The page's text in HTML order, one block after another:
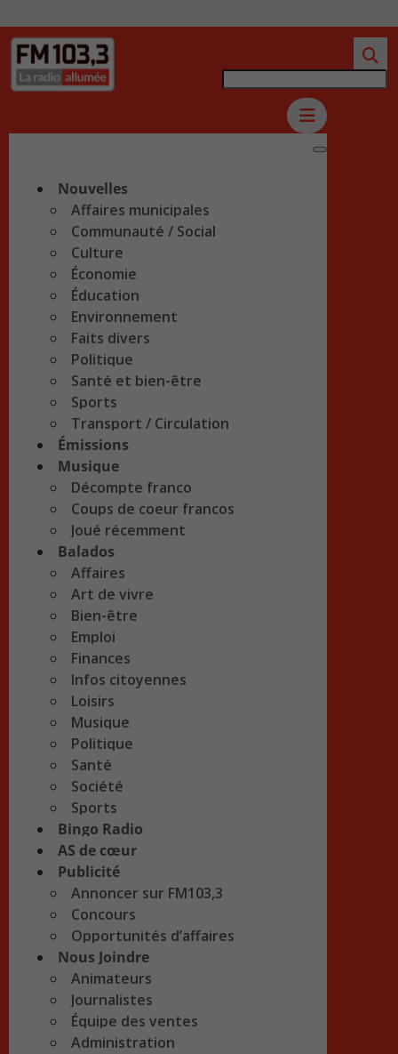
Nouvelles
Affaires municipales
Communauté / Social
Culture
Économie
Éducation
Environnement
Faits divers
Politique
Santé et bien-être
Sports
Transport / Circulation
Émissions
Musique
Décompte franco
Coups de coeur francos
Joué récemment
Balados
Affaires
Art de vivre
Bien-être
Emploi
Finances
Infos citoyennes
Loisirs
Musique
Politique
Santé
Société
Sports
Bingo Radio
AS de cœur
Publicité
Annoncer sur FM103,3
Concours
Opportunités d’affaires
Nous Joindre
Animateurs
Journalistes
Équipe des ventes
Administration